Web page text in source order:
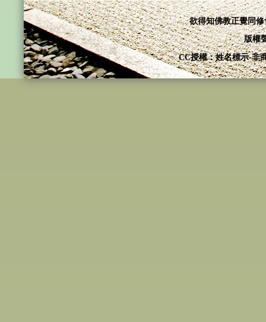
邊。有一分外道經由觀行發現覺知心自
有情死後斷滅之邪見，因此撥無因果，
來藏者，現見一切有情之實際理地本是
此心而知五陰永滅之後並非斷滅空故離
不墮常斷二邊，亦復永遠不墮善惡、美
欲得知佛教正覺同
版權
CC授權：姓名標示-非